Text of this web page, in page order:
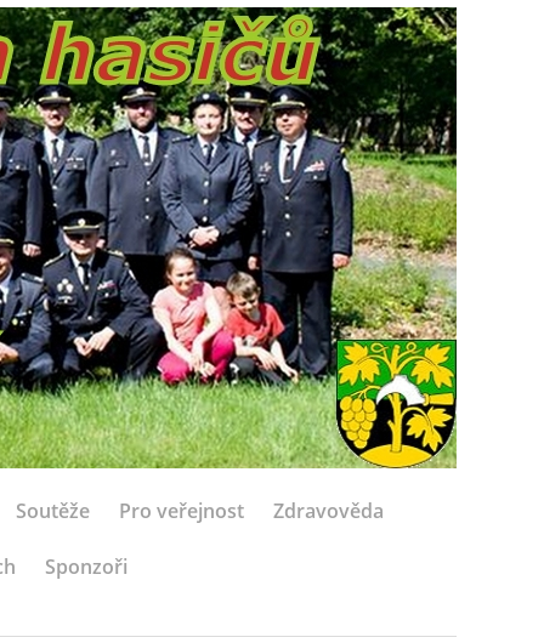
Soutěže Pro veřejnost Zdravověda
Sponzoři